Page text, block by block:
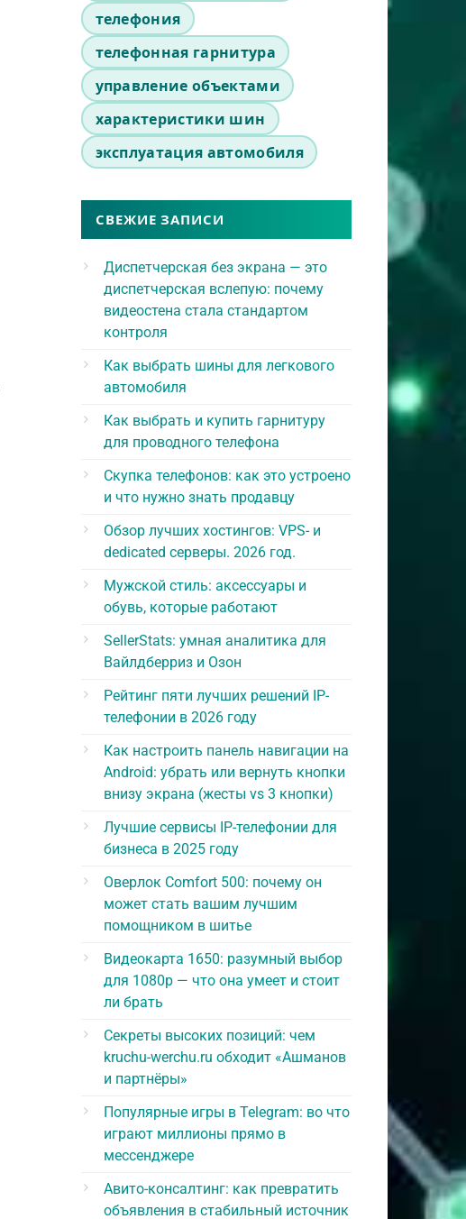
телефония
телефонная гарнитура
управление объектами
характеристики шин
эксплуатация автомобиля
СВЕЖИЕ ЗАПИСИ
Диспетчерская без экрана — это
диспетчерская вслепую: почему
видеостена стала стандартом
контроля
Как выбрать шины для легкового
автомобиля
Как выбрать и купить гарнитуру
для проводного телефона
Скупка телефонов: как это устроено
и что нужно знать продавцу
Обзор лучших хостингов: VPS- и
dedicated серверы. 2026 год.
Мужской стиль: аксессуары и
обувь, которые работают
SellerStats: умная аналитика для
Вайлдберриз и Озон
Рейтинг пяти лучших решений IP-
телефонии в 2026 году
Как настроить панель навигации на
Android: убрать или вернуть кнопки
внизу экрана (жесты vs 3 кнопки)
Лучшие сервисы IP-телефонии для
бизнеса в 2025 году
Оверлок Comfort 500: почему он
может стать вашим лучшим
помощником в шитье
Видеокарта 1650: разумный выбор
для 1080p — что она умеет и стоит
ли брать
Секреты высоких позиций: чем
kruchu-werchu.ru обходит «Ашманов
и партнёры»
Популярные игры в Telegram: во что
играют миллионы прямо в
мессенджере
Авито-консалтинг: как превратить
объявления в стабильный источник